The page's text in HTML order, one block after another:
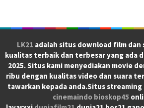
LK21 adalah situs download film
kualitas terbaik dan terbesar yang ada
2025. Situs kami menyediakan movie
ribu dengan kualitas video dan suara
tawarkan kepada anda.Situs streaming
cinemaindo bioskop45